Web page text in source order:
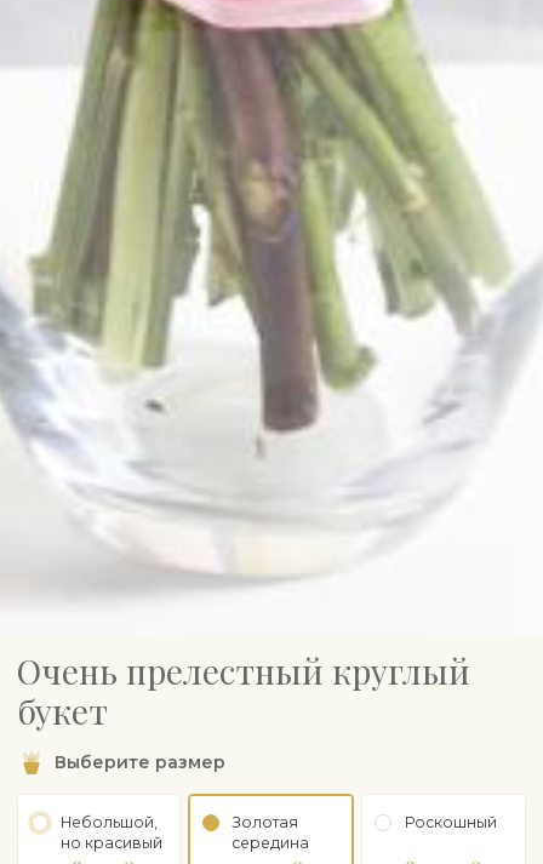
Очень прелестный круглый
букет
Выберите размер
Небольшой,
но красивый
Золотая
середина
Роскошный